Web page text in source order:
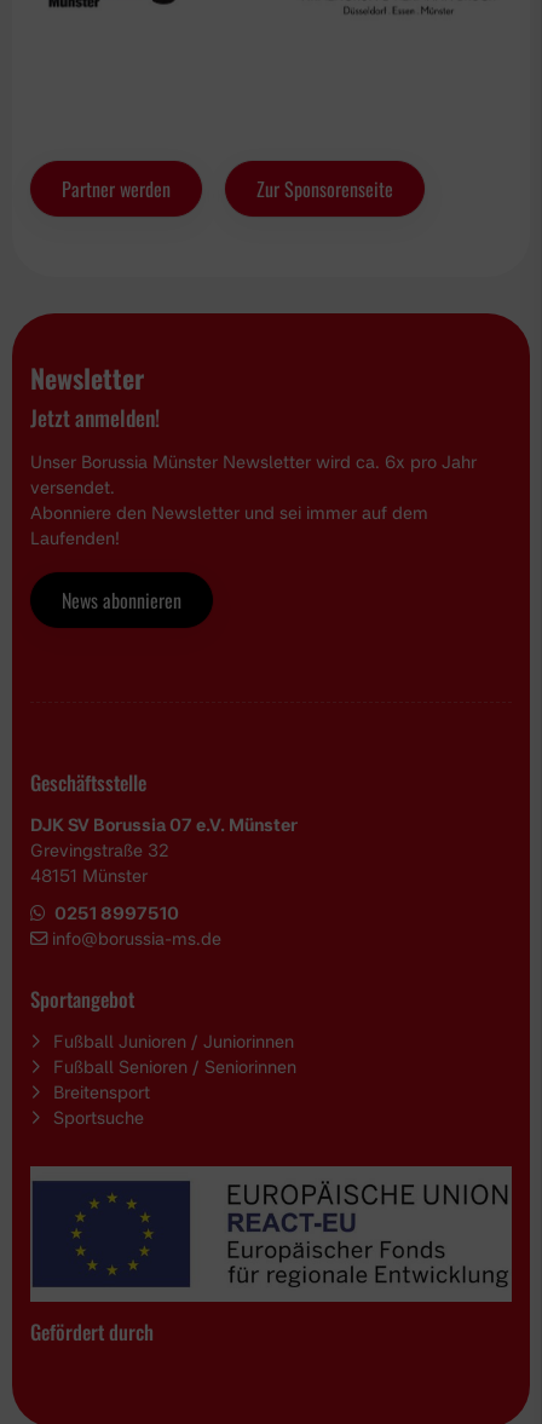
Partner werden Zur Sponsorenseite
Newsletter
Jetzt anmelden!
Unser Borussia Münster Newsletter wird ca. 6x pro Jahr
versendet.
Abonniere den Newsletter und sei immer auf dem
Laufenden!
News abonnieren
Geschäftsstelle
DJK SV Borussia 07 e.V. Münster
Grevingstraße 32
48151 Münster
0251 8997510
info@borussia-ms.de
Sportangebot
Fußball Junioren / Juniorinnen
Fußball Senioren / Seniorinnen
Breitensport
Sportsuche
Gefördert durch